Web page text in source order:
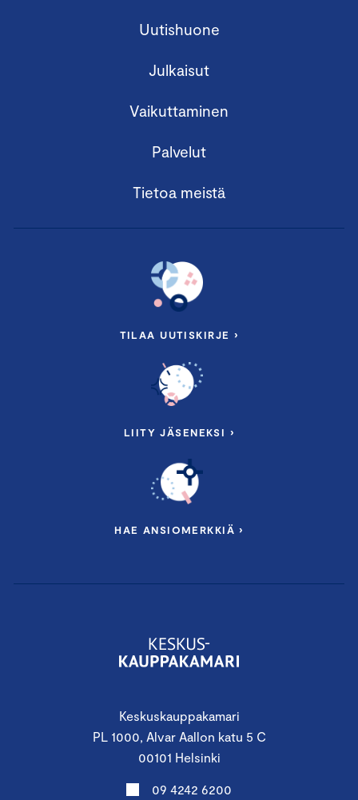
Keskuskauppakamari
PL 1000, Alvar Aallon katu 5 C
00101 Helsinki
09 4242 6200
Uutishuone
Julkaisut
Vaikuttaminen
Palvelut
Tietoa meistä
TILAA UUTISKIRJE ›
LIITY JÄSENEKSI ›
HAE ANSIOMERKKIÄ ›